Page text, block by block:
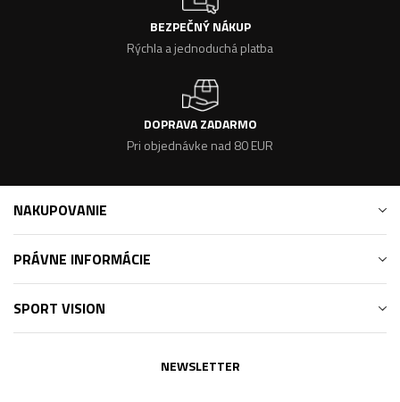
BEZPEČNÝ NÁKUP
Rýchla a jednoduchá platba
DOPRAVA ZADARMO
Pri objednávke nad 80 EUR
NAKUPOVANIE
PRÁVNE INFORMÁCIE
SPORT VISION
NEWSLETTER